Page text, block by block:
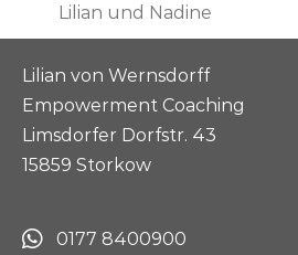
Lilian und Nadine
Lilian von Wernsdorff
Empowerment Coaching
Limsdorfer Dorfstr. 43
15859 Storkow
0177 8400900